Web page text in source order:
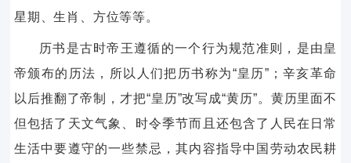
星期、生肖、方位等等。
历书是古时帝王遵循的一个行为规范准则，是由皇
帝颁布的历法，所以人们把历书称为“皇历”；辛亥革命
以后推翻了帝制，才把“皇历”改写成“黄历”。黄历里面不
但包括了天文气象、时令季节而且还包含了人民在日常
生活中要遵守的一些禁忌，其内容指导中国劳动农民耕